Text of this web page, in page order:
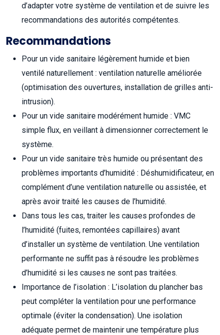
d’adapter votre système de ventilation et de suivre les
recommandations des autorités compétentes.
Recommandations
Pour un vide sanitaire légèrement humide et bien
ventilé naturellement : ventilation naturelle améliorée
(optimisation des ouvertures, installation de grilles anti-
intrusion).
Pour un vide sanitaire modérément humide : VMC
simple flux, en veillant à dimensionner correctement le
système.
Pour un vide sanitaire très humide ou présentant des
problèmes importants d’humidité : Déshumidificateur, en
complément d’une ventilation naturelle ou assistée, et
après avoir traité les causes de l’humidité.
Dans tous les cas, traiter les causes profondes de
l’humidité (fuites, remontées capillaires) avant
d’installer un système de ventilation. Une ventilation
performante ne suffit pas à résoudre les problèmes
d’humidité si les causes ne sont pas traitées.
Importance de l’isolation : L’isolation du plancher bas
peut compléter la ventilation pour une performance
optimale (éviter la condensation). Une isolation
adéquate permet de maintenir une température plus